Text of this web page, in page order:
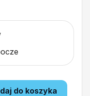
do koszyka